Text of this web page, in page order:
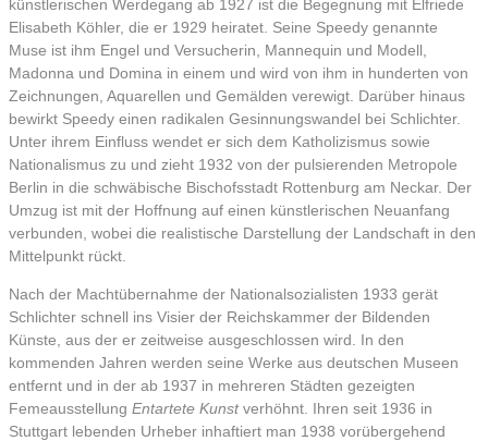
künstlerischen Werdegang ab 1927 ist die Begegnung mit Elfriede
Elisabeth Köhler, die er 1929 heiratet. Seine Speedy genannte
Muse ist ihm Engel und Versucherin, Mannequin und Modell,
Madonna und Domina in einem und wird von ihm in hunderten von
Zeichnungen, Aquarellen und Gemälden verewigt. Darüber hinaus
bewirkt Speedy einen radikalen Gesinnungswandel bei Schlichter.
Unter ihrem Einfluss wendet er sich dem Katholizismus sowie
Nationalismus zu und zieht 1932 von der pulsierenden Metropole
Berlin in die schwäbische Bischofsstadt Rottenburg am Neckar. Der
Umzug ist mit der Hoffnung auf einen künstlerischen Neuanfang
verbunden, wobei die realistische Darstellung der Landschaft in den
Mittelpunkt rückt.
Nach der Machtübernahme der Nationalsozialisten 1933 gerät
Schlichter schnell ins Visier der Reichskammer der Bildenden
Künste, aus der er zeitweise ausgeschlossen wird. In den
kommenden Jahren werden seine Werke aus deutschen Museen
entfernt und in der ab 1937 in mehreren Städten gezeigten
Femeausstellung Entartete Kunstverhöhnt. Ihren seit 1936 in
Stuttgart lebenden Urheber inhaftiert man 1938 vorübergehend